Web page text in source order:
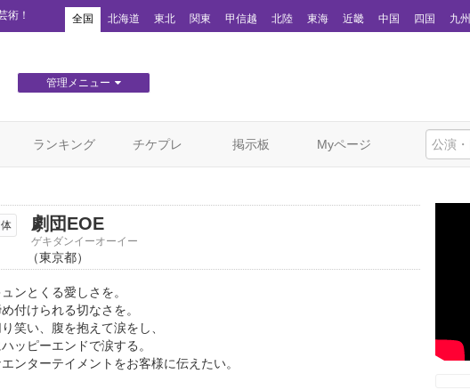
術！ 全国 北海道 東北 関東 甲信越 北陸 東海 近畿 中国 四国 九州
管理メニュー
ランキング チケプレ 掲示板 Myページ
劇団EOE
ゲキダンイーオーイー
（東京都）
ンとくる愛しさを。
付けられる切なさを。
笑い、腹を抱えて涙をし、
ッピーエンドで涙する。
ンターテイメントをお客様に伝えたい。